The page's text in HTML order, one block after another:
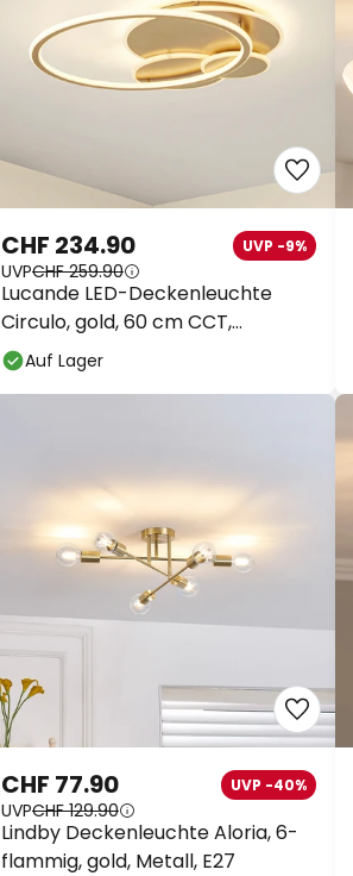
Lucande LED-Deckenleuchte
Circulo, gold, 60 cm CCT,
dimmbar
CHF 234.90 UVP -9%
UVPCHF 259.90
Auf Lager
Lindby Deckenleuchte Aloria, 6-
flammig, gold, Metall, E27
CHF 77.90 UVP -40%
UVPCHF 129.90